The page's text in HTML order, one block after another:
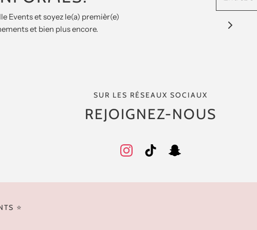
Events et soyez le(a) premièr(e)
et bien plus encore.
SUR LES RÉSEAUX SOCIAUX
REJOIGNEZ-NOUS
⭐️